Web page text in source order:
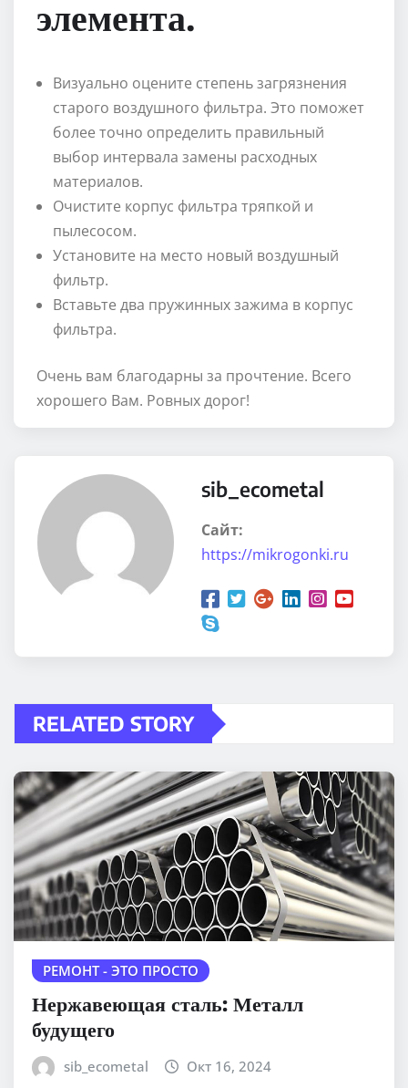
элемента.
Визуально оцените степень загрязнения
старого воздушного фильтра. Это поможет
более точно определить правильный
выбор интервала замены расходных
материалов.
Очистите корпус фильтра тряпкой и
пылесосом.
Установите на место новый воздушный
фильтр.
Вставьте два пружинных зажима в корпус
фильтра.
Очень вам благодарны за прочтение. Всего
хорошего Вам. Ровных дорог!
sib_ecometal
Сайт:
https://mikrogonki.ru
RELATED STORY
РЕМОНТ - ЭТО ПРОСТО
Нержавеющая сталь: Металл
будущего
sib_ecometal Окт 16, 2024